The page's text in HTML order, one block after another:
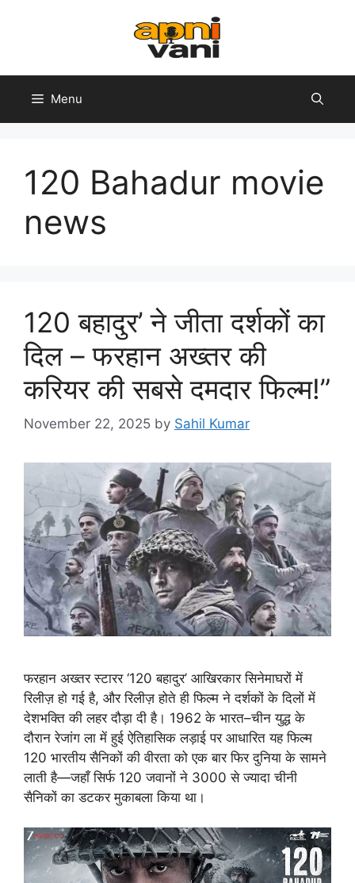
Menu
120 Bahadur movie
news
120 बहादुर’ ने जीता दर्शकों का
दिल – फरहान अख्तर की
करियर की सबसे दमदार फिल्म!”
November 22, 2025 by Sahil Kumar
फरहान अख्तर स्टारर ‘120 बहादुर’ आखिरकार सिनेमाघरों में
रिलीज़ हो गई है, और रिलीज़ होते ही फिल्म ने दर्शकों के दिलों में
देशभक्ति की लहर दौड़ा दी है। 1962 के भारत–चीन युद्ध के
दौरान रेजांग ला में हुई ऐतिहासिक लड़ाई पर आधारित यह फिल्म
120 भारतीय सैनिकों की वीरता को एक बार फिर दुनिया के सामने
लाती है—जहाँ सिर्फ 120 जवानों ने 3000 से ज्यादा चीनी
सैनिकों का डटकर मुकाबला किया था।